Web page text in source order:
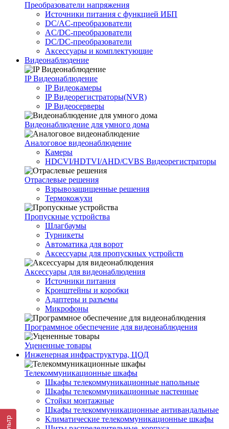
Преобразователи напряжения
Источники питания c функцией ИБП
DC/AC-преобразователи
AC/DC-преобразователи
DC/DC-преобразователи
Аксессуары и комплектующие
Видеонаблюдение
IP Видеонаблюдение
IP Видеокамеры
IP Видеорегистраторы(NVR)
IP Видеосерверы
Видеонаблюдение для умного дома
Аналоговое видеонаблюдение
Камеры
HDCVI/HDTVI/AHD/CVBS Видеорегистраторы
Отраслевые решения
Взрывозащищенные решения
Термокожухи
Пропускные устройства
Шлагбаумы
Турникеты
Автоматика для ворот
Аксессуары для пропускных устройств
Аксессуары для видеонаблюдения
Источники питания
Кронштейны и коробки
Адаптеры и разъемы
Микрофоны
Программное обеспечение для видеонаблюдения
Уцененные товары
Инженерная инфраструктура, ЦОД
Телекоммуникационные шкафы
Шкафы телекоммуникационные напольные
Шкафы телекоммуникационные настенные
Стойки монтажные
Шкафы телекоммуникационные антивандальные
Климатические телекоммуникационные шкафы